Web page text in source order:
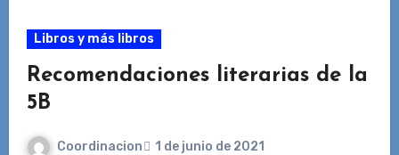
Libros y más libros
Recomendaciones literarias de la
5B
Coordinacion
1 de junio de 2021